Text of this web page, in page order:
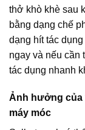
thở khò khè sau
bằng dạng chế
dạng hít tác
ngay và nếu cần
tác dụng nhanh
Ảnh hưởng của
máy móc